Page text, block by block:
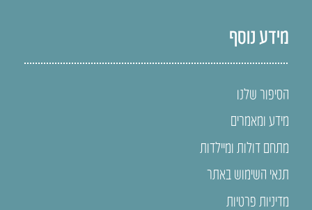
מידע נוסף
הסיפור שלנו
מידע ומאמרים
מתחם דולות ומיילדות
תנאי השימוש באתר
מדיניות פרטיות